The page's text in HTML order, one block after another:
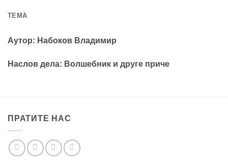
TEМА
Аутор: Набоков Владимир
Наслов дела: Волшебник и друге приче
ПРАТИТЕ НАС